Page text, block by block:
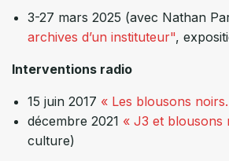
3-27 mars 2025 (avec Nathan
archives d’un instituteur",
Interventions radio
15 juin 2017 « Les blousons
décembre 2021 « J3 et blousons
culture)